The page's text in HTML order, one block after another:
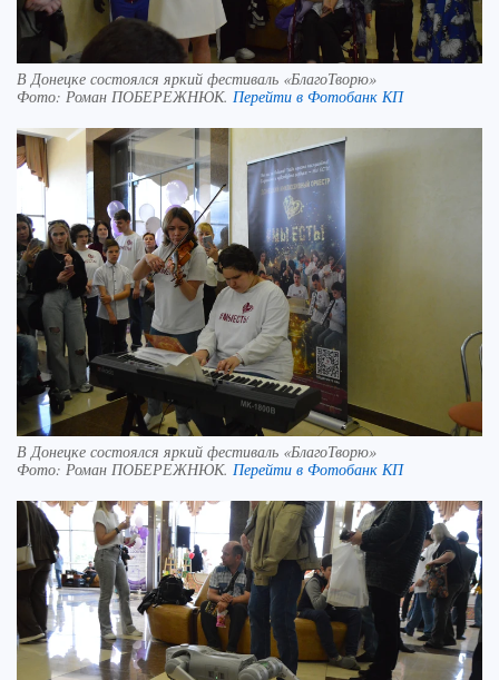
В Донецке состоялся яркий фестиваль «БлагоТворю»
Фото: Роман ПОБЕРЕЖНЮК. Перейти в Фотобанк КП
В Донецке состоялся яркий фестиваль «БлагоТворю»
Фото: Роман ПОБЕРЕЖНЮК. Перейти в Фотобанк КП